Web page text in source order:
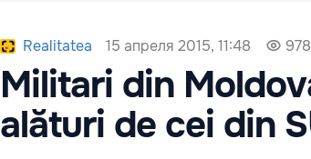
Realitatea 15 апреля 2015, 11:48 978
Militari din
alături de cei din